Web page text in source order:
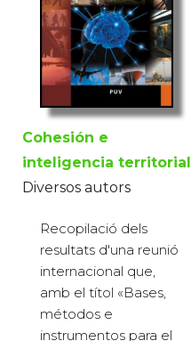
Cohesión e
inteligencia territorial
Diversos autors
Recopilació dels
resultats d'una reunió
internacional que,
amb el títol «Bases,
métodos e
instrumentos para el